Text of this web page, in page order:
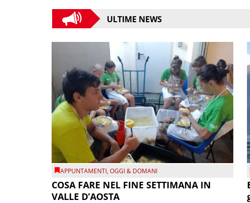
ULTIME NEWS
APPUNTAMENTI,OGGI & DOMANI
COSA FARE NEL FINE SETTIMANA IN
VALLE D’AOSTA